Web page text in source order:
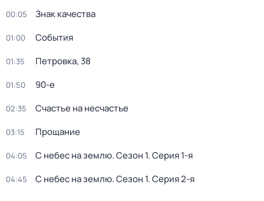
00:05 Знак качества
01:00 События
01:35 Петровка, 38
01:50 90-е
02:35 Счастье на несчастье
03:15 Прощание
04:05 С небес на землю. Сезон 1. Серия 1-я
04:45 С небес на землю. Сезон 1. Серия 2-я